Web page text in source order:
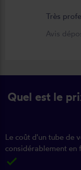
Très
Avis
Quel est le
Le coût d'un tube de
considérablement en